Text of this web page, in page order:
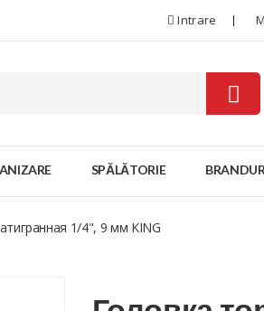
Intrare
SPĂLĂTORIE
1/4", 9 мм KING